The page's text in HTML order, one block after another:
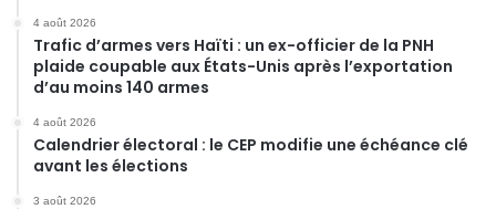
4 août 2026
Trafic d’armes vers Haïti : un ex-officier de la PNH
plaide coupable aux États-Unis après l’exportation
d’au moins 140 armes
4 août 2026
Calendrier électoral : le CEP modifie une échéance clé
avant les élections
3 août 2026